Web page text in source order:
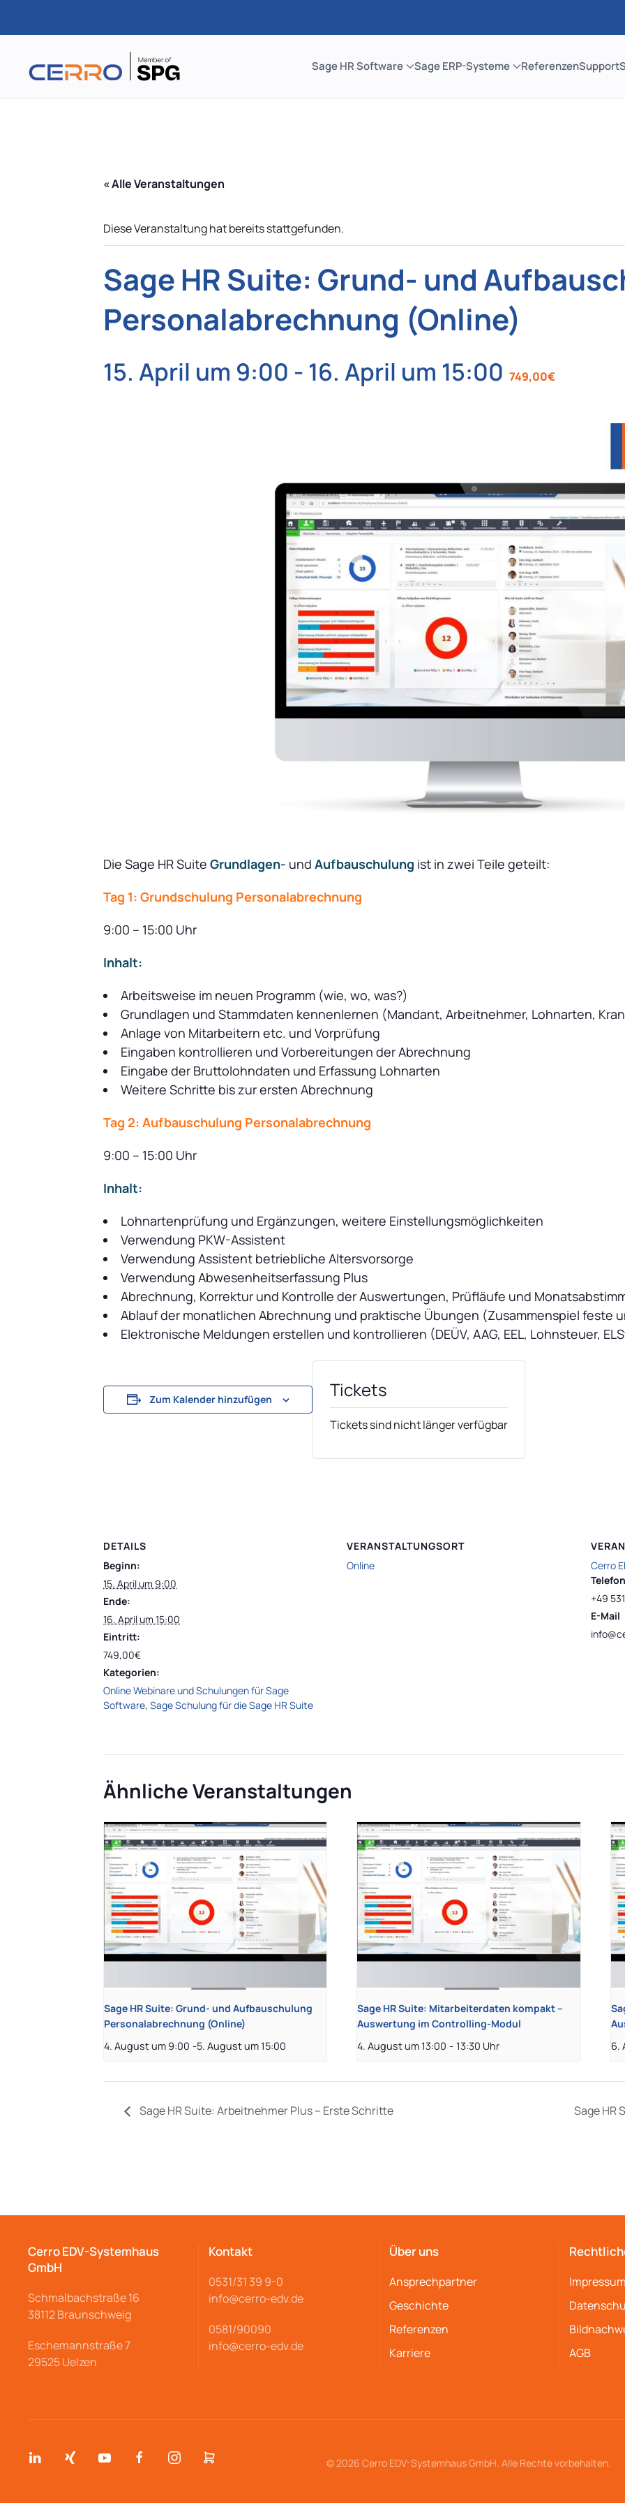
Zum
springen
Sage HR Software Sage ERP-Systeme ReferenzenSupport
« Alle Veranstaltungen
Diese Veranstaltung hat bereits stattgefunden.
Sage HR Suite: Grund- und
Personalabrechnung (Online)
15. April um 9:00 - 16. April um 15:00 749,00€
Die Sage HR Suite Grundlagen- und Aufbauschulung ist in zwei Teile geteilt:
Tag 1: Grundschulung Personalabrechnung
9:00 – 15:00 Uhr
Inhalt:
Arbeitsweise im neuen Programm (wie, wo, was?)
Grundlagen und Stammdaten kennenlernen (Mandant, Arbeitnehmer, Lohnarten,
Anlage von Mitarbeitern etc. und Vorprüfung
Eingaben kontrollieren und Vorbereitungen der Abrechnung
Eingabe der Bruttolohndaten und Erfassung Lohnarten
Weitere Schritte bis zur ersten Abrechnung
Tag 2: Aufbauschulung Personalabrechnung
9:00 – 15:00 Uhr
Inhalt:
Lohnartenprüfung und Ergänzungen, weitere Einstellungsmöglichkeiten
Verwendung PKW-Assistent
Verwendung Assistent betriebliche Altersvorsorge
Verwendung Abwesenheitserfassung Plus
Abrechnung, Korrektur und Kontrolle der Auswertungen, Prüfläufe und
Ablauf der monatlichen Abrechnung und praktische Übungen (Zusammenspiel feste
Elektronische Meldungen erstellen und kontrollieren (DEÜV, AAG, EEL, Lohnsteuer,
Zum Kalender hinzufügen
DETAILS
Beginn:
15. April um 9:00
Ende:
16. April um 15:00
Eintritt:
749,00€
Kategorien:
Online Webinare und Schulungen für Sage
Software, Sage Schulung für die Sage HR Suite
VERANSTALTUNGSORT
Online
Cerro
Telefon
+49
E-Mail
Tickets
Tickets sind nicht länger verfügbar
Ähnliche Veranstaltungen
Sage HR Suite: Grund- und Aufbauschulung
Personalabrechnung (Online)
4. August um 9:00 -5. August um 15:00
Sage HR Suite: Mitarbeiterdaten kompakt –
Auswertung im Controlling-Modul
4. August um 13:00 - 13:30
6.
Sage HR Suite: Arbeitnehmer Plus – Erste Schritte Sage HR
Cerro EDV-Systemhaus
GmbH
Schmalbachstraße16
38112 Braunschweig
Eschemannstraße 7
29525 Uelzen
Kontakt
0531/31 39 9-0
info@cerro-edv.de
0581/90090
info@cerro-edv.de
Über uns
Ansprechpartner
Geschichte
Referenzen
Karriere
Impressum
AGB
© 2026 Cerro EDV-Systemhaus GmbH. Alle Rechte vorbehalten.